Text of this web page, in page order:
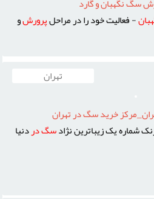
- فعاليت خود را در مراحلپرورشو
تهران
خريد سگ در تهران
شماره يک زيباترين نژادسگدردنيا